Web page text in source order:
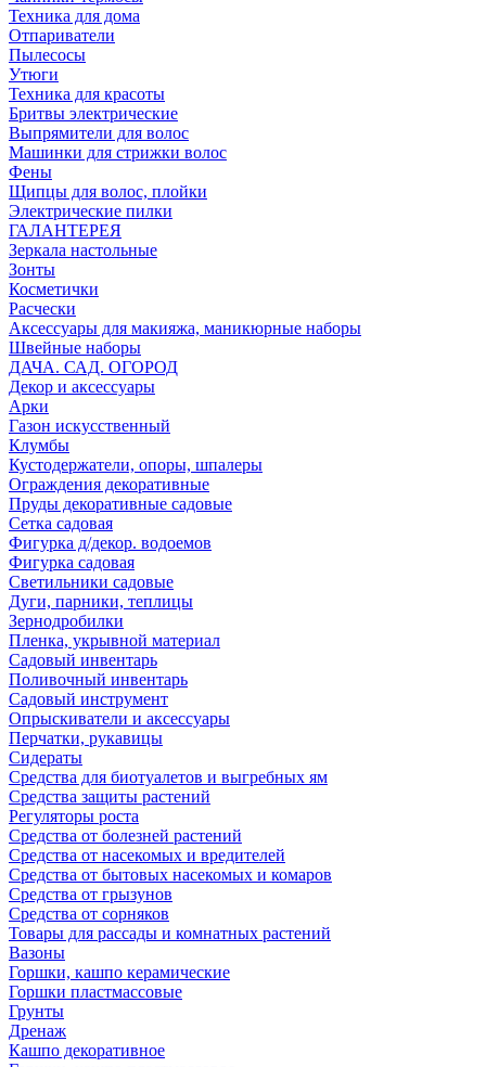
Техника для дома
Отпариватели
Пылесосы
Утюги
Техника для красоты
Бритвы электрические
Выпрямители для волос
Машинки для стрижки волос
Фены
Щипцы для волос, плойки
Электрические пилки
ГАЛАНТЕРЕЯ
Зеркала настольные
Зонты
Косметички
Расчески
Аксессуары для макияжа, маникюрные наборы
Швейные наборы
ДАЧА. САД. ОГОРОД
Декор и аксессуары
Арки
Газон искусственный
Клумбы
Кустодержатели, опоры, шпалеры
Ограждения декоративные
Пруды декоративные садовые
Сетка садовая
Фигурка д/декор. водоемов
Фигурка садовая
Светильники садовые
Дуги, парники, теплицы
Зернодробилки
Пленка, укрывной материал
Садовый инвентарь
Поливочный инвентарь
Садовый инструмент
Опрыскиватели и аксессуары
Перчатки, рукавицы
Сидераты
Средства для биотуалетов и выгребных ям
Средства защиты растений
Регуляторы роста
Средства от болезней растений
Средства от насекомых и вредителей
Средства от бытовых насекомых и комаров
Средства от грызунов
Средства от сорняков
Товары для рассады и комнатных растений
Вазоны
Горшки, кашпо керамические
Горшки пластмассовые
Грунты
Дренаж
Кашпо декоративное